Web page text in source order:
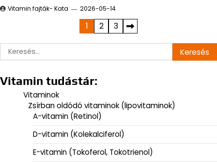
Vitamin fajták- Kata 2026-05-14
lapozása
1 2
3
Keresés:
Vitamin tudástár:
Vitaminok
Zsírban oldódó vitaminok (lipovitaminok)
A-vitamin (Retinol)
D-vitamin (Kolekalciferol)
E-vitamin (Tokoferol, Tokotrienol)